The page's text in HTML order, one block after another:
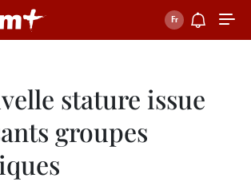
stature issue
groupes